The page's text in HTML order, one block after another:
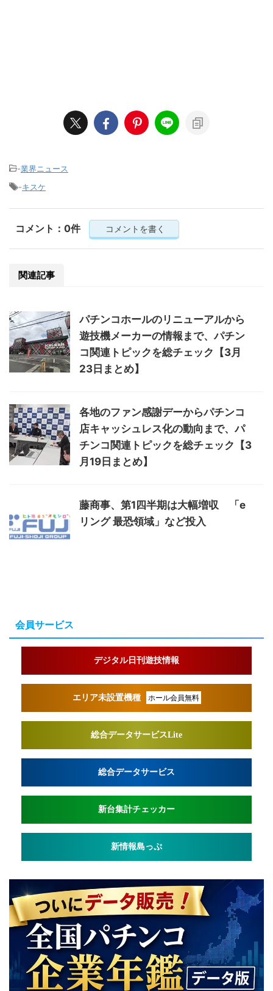
-業界ニュース
-キスケ
コメント：0件 コメントを書く
関連記事
パチンコホールのリニューアルから
遊技機メーカーの情報まで、パチン
コ関連トピックを総チェック【3月
23日まとめ】
各地のファン感謝デーからパチンコ
店キャッシュレス化の動向まで、パ
チンコ関連トピックを総チェック【3
月19日まとめ】
藤商事、第1四半期は大幅増収 「e
リング 最恐領域」など投入
会員サービス
デジタル日刊遊技情報
エリア未設置機種 ホール会員無料
総合データサービスLite
総合データサービス
新台集計チェッカー
新情報島っぷ